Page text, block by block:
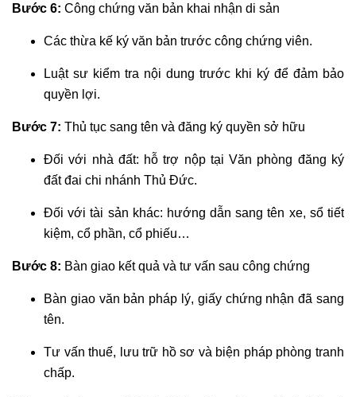
Bước 6: Công chứng văn bản khai nhận di sản
Các thừa kế ký văn bản trước công chứng viên.
Luật sư kiểm tra nội dung trước khi ký để đảm bảo
quyền lợi.
Bước 7: Thủ tục sang tên và đăng ký quyền sở hữu
Đối với nhà đất: hỗ trợ nộp tại Văn phòng đăng ký
đất đai chi nhánh Thủ Đức.
Đối với tài sản khác: hướng dẫn sang tên xe, sổ tiết
kiệm, cổ phần, cổ phiếu…
Bước 8: Bàn giao kết quả và tư vấn sau công chứng
Bàn giao văn bản pháp lý, giấy chứng nhận đã sang
tên.
Tư vấn thuế, lưu trữ hồ sơ và biện pháp phòng tranh
chấp.